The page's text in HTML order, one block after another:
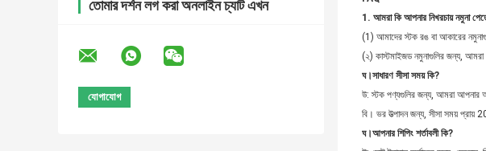
তোমার দর্শন লগ করা অনলাইন চ্যাট এখন
1. আমরা কি আপনার নিখরচায় নমুনা
(1) আমাদের স্টক রঙ বা আকারের
(২) কাস্টমাইজড নমুনাগুলির জন্য,
ঘ।সাধারণ সীসা সময় কি?
উ: স্টক পণ্যগুলির জন্য, আমরা আপনার
বি। ভর উত্পাদন জন্য, সীসা সময় প্রায়
ঘ।আপনার শিপিং শর্তাবলী কি?